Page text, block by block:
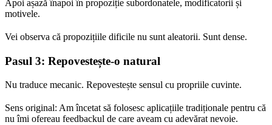
Apoi așază înapoi în propoziție subordonatele, modificatorii și
motivele.
Vei observa că propozițiile dificile nu sunt aleatorii. Sunt dense.
Pasul 3: Repovestește-o natural
Nu traduce mecanic. Repovestește sensul cu propriile cuvinte.
Sens original: Am încetat să folosesc aplicațiile tradiționale pentru că
nu îmi ofereau feedbackul de care aveam cu adevărat nevoie.